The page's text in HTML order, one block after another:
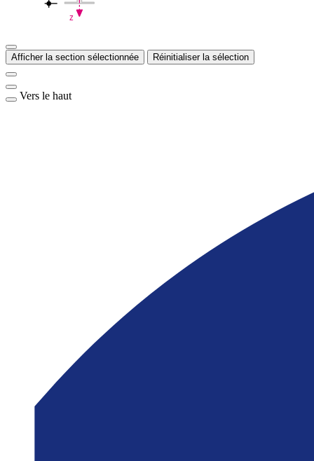
z
Afficher la section sélectionnée Réinitialiser la sélection
Vers le haut